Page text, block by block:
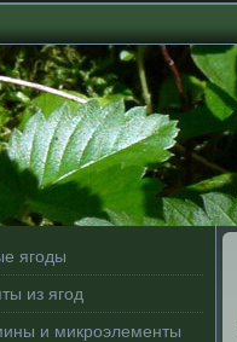
ягоды
из ягод
и микроэлементы